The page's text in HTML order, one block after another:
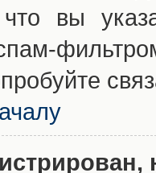
вы